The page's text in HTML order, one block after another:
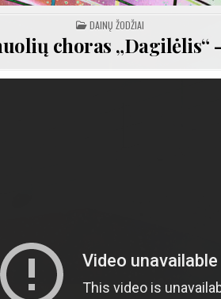
POSTED
IN
DAINŲ ŽODŽIAI
choras „Dagilėlis“